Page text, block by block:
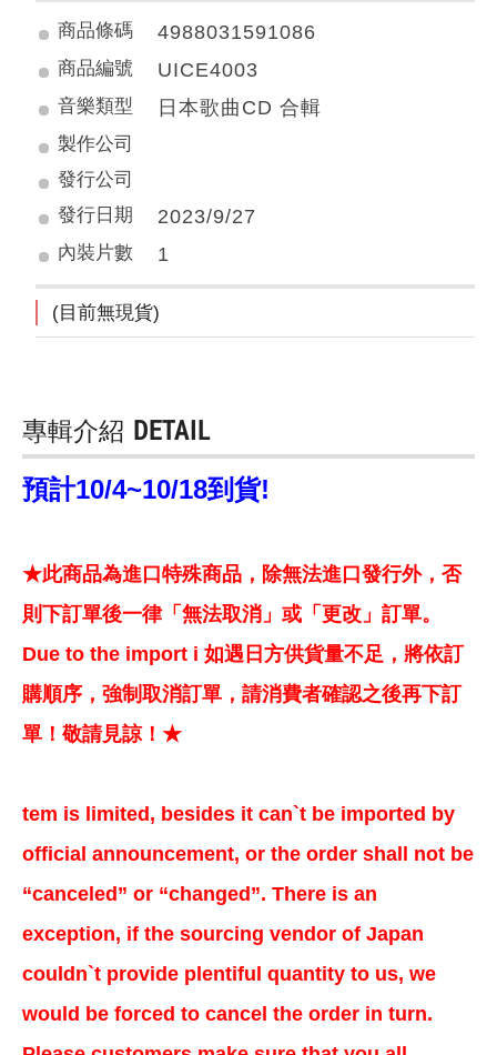
商品條碼 4988031591086
商品編號 UICE4003
音樂類型 日本歌曲CD 合輯
製作公司
發行公司
發行日期
2023/9/27
內裝片數 1
(目前無現貨)
專輯介紹 DETAIL
預計10/4~10/18到貨!
★此商品為進口特殊商品，除無法進口發行外，否
則下訂單後一律「無法取消」或「更改」訂單。
Due to the import i 如遇日方供貨量不足，將依訂
購順序，強制取消訂單，請消費者確認之後再下訂
單！敬請見諒！★
tem is limited, besides it can`t be imported by
official announcement, or the order shall not be
“canceled” or “changed”. There is an
exception, if the sourcing vendor of Japan
couldn`t provide plentiful quantity to us, we
would be forced to cancel the order in turn.